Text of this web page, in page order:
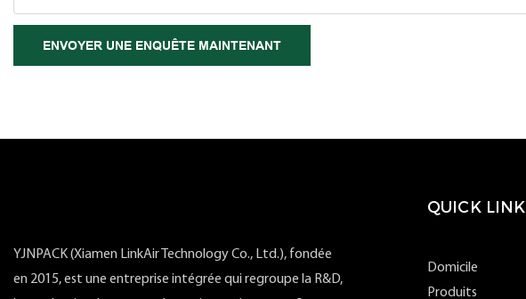
ENVOYER UNE ENQUÊTE MAINTENANT
YJNPACK (Xiamen LinkAir Technology Co., Ltd.), fondée
en 2015, est une entreprise intégrée qui regroupe la R&D,
QUICK LINK
Domicile
Produits